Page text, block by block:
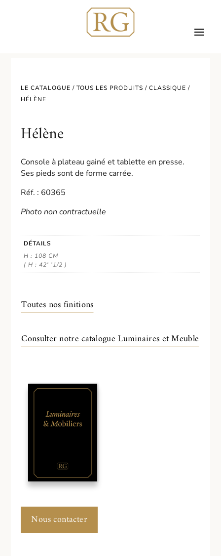
LE CATALOGUE /TOUS LES PRODUITS /CLASSIQUE /
HÉLÈNE
Hélène
Console à plateau gainé et tablette en presse.
Ses pieds sont de forme carrée.
Réf. : 60365
Photo non contractuelle
DÉTAILS
H : 108 CM
( H : 42' ’1/2 )
Toutes nos finitions
Consulter notre catalogue Luminaires et Meuble
Nous contacter